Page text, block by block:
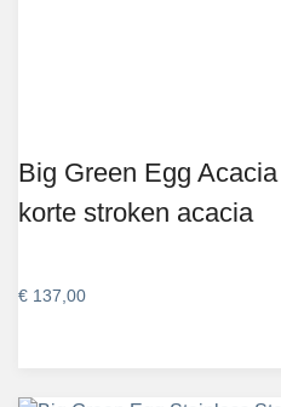
Big Green Egg
korte stroken acacia
€ 137,00